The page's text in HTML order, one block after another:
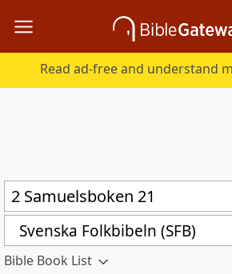
Read ad-free and understand
Svenska Folkbibeln (SFB)
Bible Book List